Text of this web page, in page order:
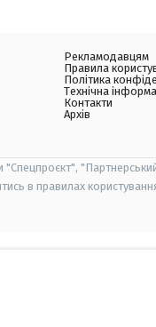
Рекламодавцям
Правила
Політика
Технічна
Контакти
Архів
"Спецпроєкт",
в правилах